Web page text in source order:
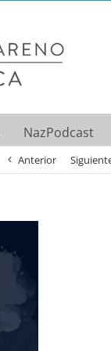
NazPodcast
Anterior